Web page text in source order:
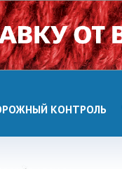
КОНТРОЛЬ